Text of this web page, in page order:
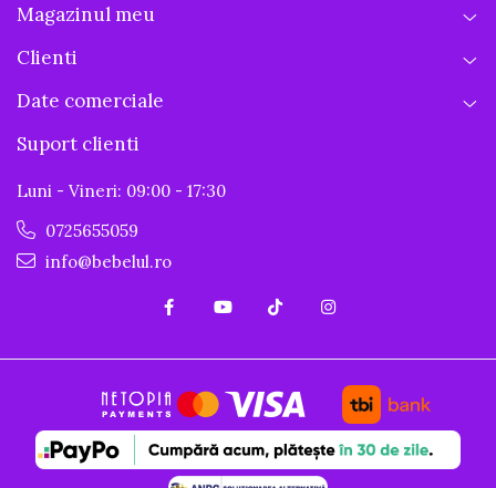
Magazinul meu
Clienti
Date comerciale
Suport clienti
Luni - Vineri: 09:00 - 17:30
0725655059
info@bebelul.ro